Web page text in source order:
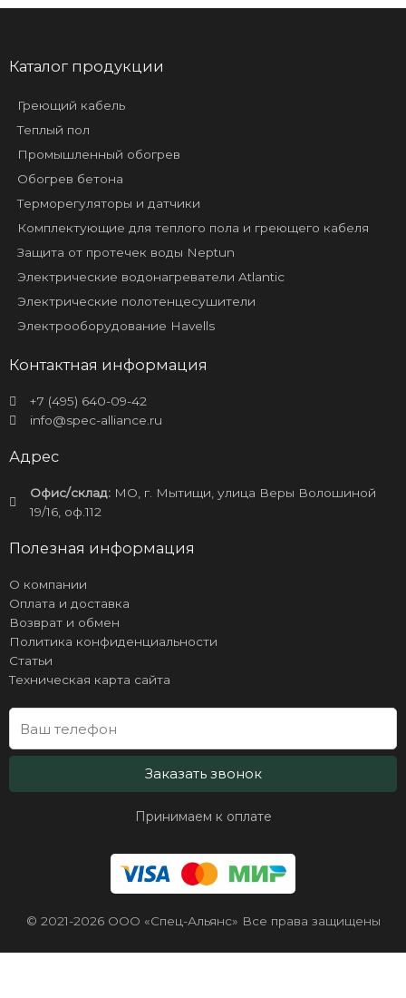
Каталог продукции
Греющий кабель
Теплый пол
Промышленный обогрев
Обогрев бетона
Терморегуляторы и датчики
Комплектующие для теплого пола и греющего кабеля
Защита от протечек воды Neptun
Электрические водонагреватели Atlantic
Электрические полотенцесушители
Электрооборудование Havells
Контактная информация
+7 (495) 640-09-42
info@spec-alliance.ru
Адрес
Офис/склад:МО, г. Мытищи, улица Веры Волошиной
19/16, оф.112
Полезная информация
О компании
Оплата и доставка
Возврат и обмен
Политика конфиденциальности
Статьи
Техническая карта сайта
Заказать звонок
Принимаем к оплате
© 2021-2026 ООО «Спец-Альянс» Все права защищены